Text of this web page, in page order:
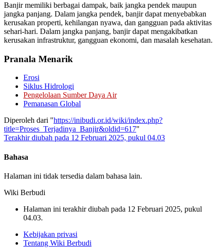
Banjir memiliki berbagai dampak, baik jangka pendek maupun
jangka panjang. Dalam jangka pendek, banjir dapat menyebabkan
kerusakan properti, kehilangan nyawa, dan gangguan pada aktivitas
sehari-hari. Dalam jangka panjang, banjir dapat mengakibatkan
kerusakan infrastruktur, gangguan ekonomi, dan masalah kesehatan.
Pranala Menarik
Erosi
Siklus Hidrologi
Pengelolaan Sumber Daya Air
Pemanasan Global
Diperoleh dari "https://inibudi.or.id/wiki/index.php?
title=Proses_Terjadinya_Banjir&oldid=617"
Terakhir diubah pada 12 Februari 2025, pukul 04.03
Bahasa
Halaman ini tidak tersedia dalam bahasa lain.
Wiki Berbudi
Halaman ini terakhir diubah pada 12 Februari 2025, pukul
04.03.
Kebijakan privasi
Tentang Wiki Berbudi